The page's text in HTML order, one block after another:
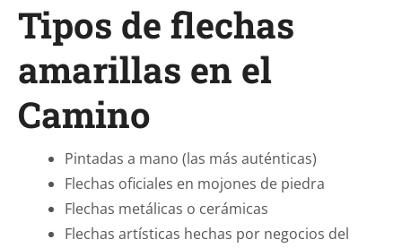
Tipos de flechas
amarillas en el
Camino
Pintadas a mano (las más auténticas)
Flechas oficiales en mojones de piedra
Flechas metálicas o cerámicas
Flechas artísticas hechas por negocios del